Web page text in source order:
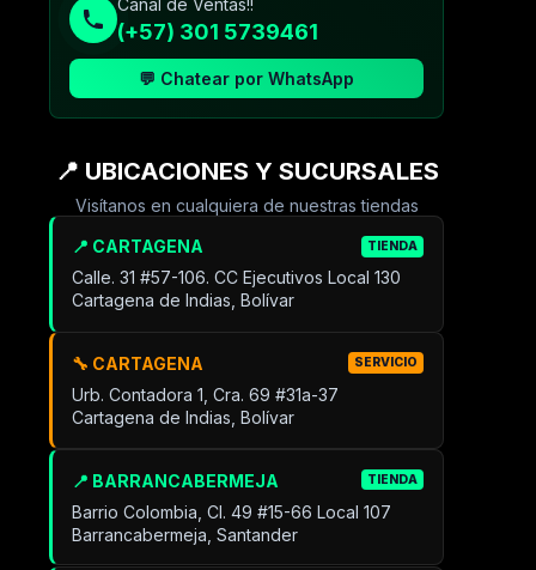
(+57) 301 5739461
💬 Chatear por WhatsApp
📍 UBICACIONES Y SUCURSALES
Visítanos en cualquiera de nuestras tiendas
📍 CARTAGENA TIENDA
Calle. 31 #57-106. CC Ejecutivos Local 130
Cartagena de Indias, Bolívar
🔧 CARTAGENA SERVICIO
Urb. Contadora 1, Cra. 69 #31a-37
Cartagena de Indias, Bolívar
📍 BARRANCABERMEJA TIENDA
Barrio Colombia, Cl. 49 #15-66 Local 107
Barrancabermeja, Santander